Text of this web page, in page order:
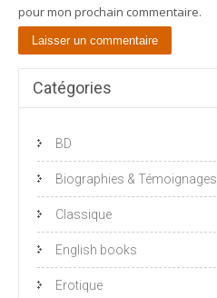
pour mon prochain commentaire.
Catégories
BD
Biographies & Témoignages
Classique
English books
Erotique